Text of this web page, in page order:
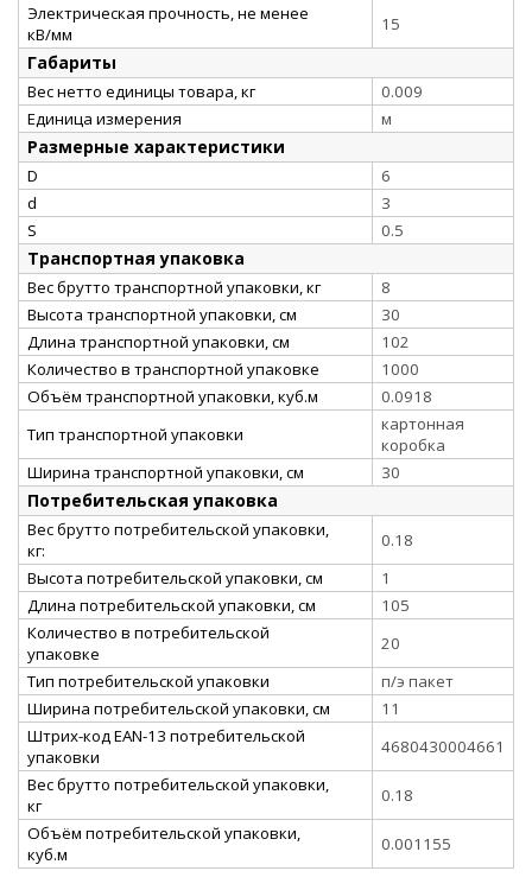
Электрическая прочность, не менее
кВ/мм
15
Габариты
Вес нетто единицы товара, кг
0.009
Единица измерения
м
Размерные характеристики
D
6
d
3
S
0.5
Транспортная упаковка
Вес брутто транспортной упаковки, кг
8
Высота транспортной упаковки, см
30
Длина транспортной упаковки, см
102
Количество в транспортной упаковке
1000
Объём транспортной упаковки, куб.м
0.0918
Тип транспортной упаковки
картонная
коробка
Ширина транспортной упаковки, см
30
Потребительская упаковка
Вес брутто потребительской упаковки,
кг:
0.18
Высота потребительской упаковки, см
1
Длина потребительской упаковки, см
105
Количество в потребительской
упаковке
20
Тип потребительской упаковки
п/э пакет
Ширина потребительской упаковки, см
11
Штрих-код EAN-13 потребительской
упаковки
4680430004661
Вес брутто потребительской упаковки,
кг
0.18
Объём потребительской упаковки,
куб.м
0.001155